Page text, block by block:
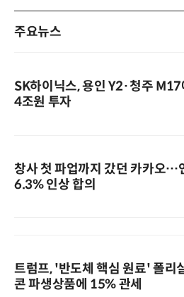
주요뉴스
SK하이닉스, 용인 Y2·청주 M17
4조원 투자
창사 첫 파업까지 갔던 카카오…
6.3% 인상 합의
트럼프, '반도체 핵심 원료' 폴리
콘 파생상품에 15% 관세